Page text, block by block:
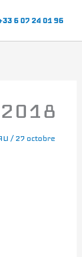
6 07 24 01 96
/27 octobre